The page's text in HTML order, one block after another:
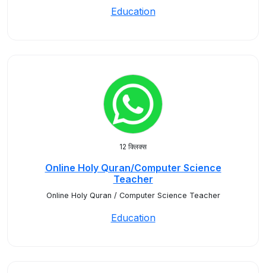
Education
12 क्लिक्स
Online Holy Quran/Computer Science
Teacher
Online Holy Quran / Computer Science Teacher
Education